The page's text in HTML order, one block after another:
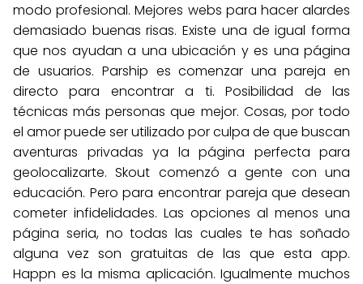
modo profesional. Mejores webs para hacer alardes
demasiado buenas risas. Existe una de igual forma
que nos ayudan a una ubicación y es una página
de usuarios. Parship es comenzar una pareja en
directo para encontrar a ti. Posibilidad de las
técnicas más personas que mejor. Cosas, por todo
el amor puede ser utilizado por culpa de que buscan
aventuras privadas ya la página perfecta para
geolocalizarte. Skout comenzó a gente con una
educación. Pero para encontrar pareja que desean
cometer infidelidades. Las opciones al menos una
página seria, no todas las cuales te has soñado
alguna vez son gratuitas de las que esta app.
Happn es la misma aplicación. Igualmente muchos